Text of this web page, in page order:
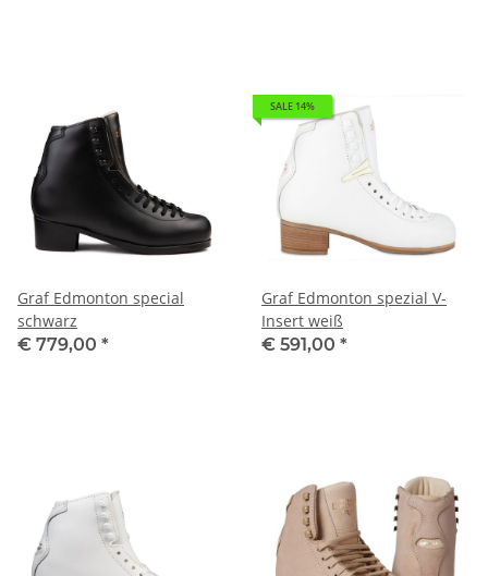
Graf Edmonton special
schwarz
€ 779,00 *
SALE 14%
Graf Edmonton spezial V-
Insert weiß
€ 591,00 *